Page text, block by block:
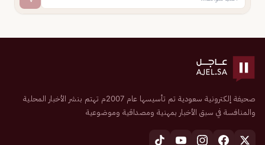
صحيفة إلكترونية سعودية تم تأسيسها عام 2007م تهتم بنشر الأخبار المحلية
والمنافسة في سبق الأخبار بمهنية ومصداقية وموضوعية